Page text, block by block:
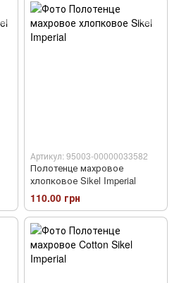
Артикул: 95003-00000033582
Полотенце махровое
хлопковое Sikel Imperial
110.00 грн